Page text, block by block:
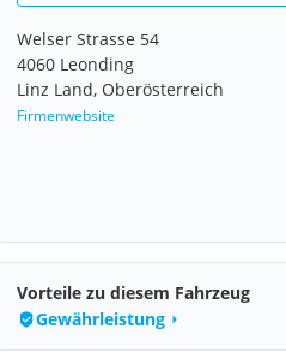
Welser Strasse 54
4060 Leonding
Linz Land, Oberösterreich
Firmenwebsite
Vorteile zu diesem Fahrzeug
Gewährleistung